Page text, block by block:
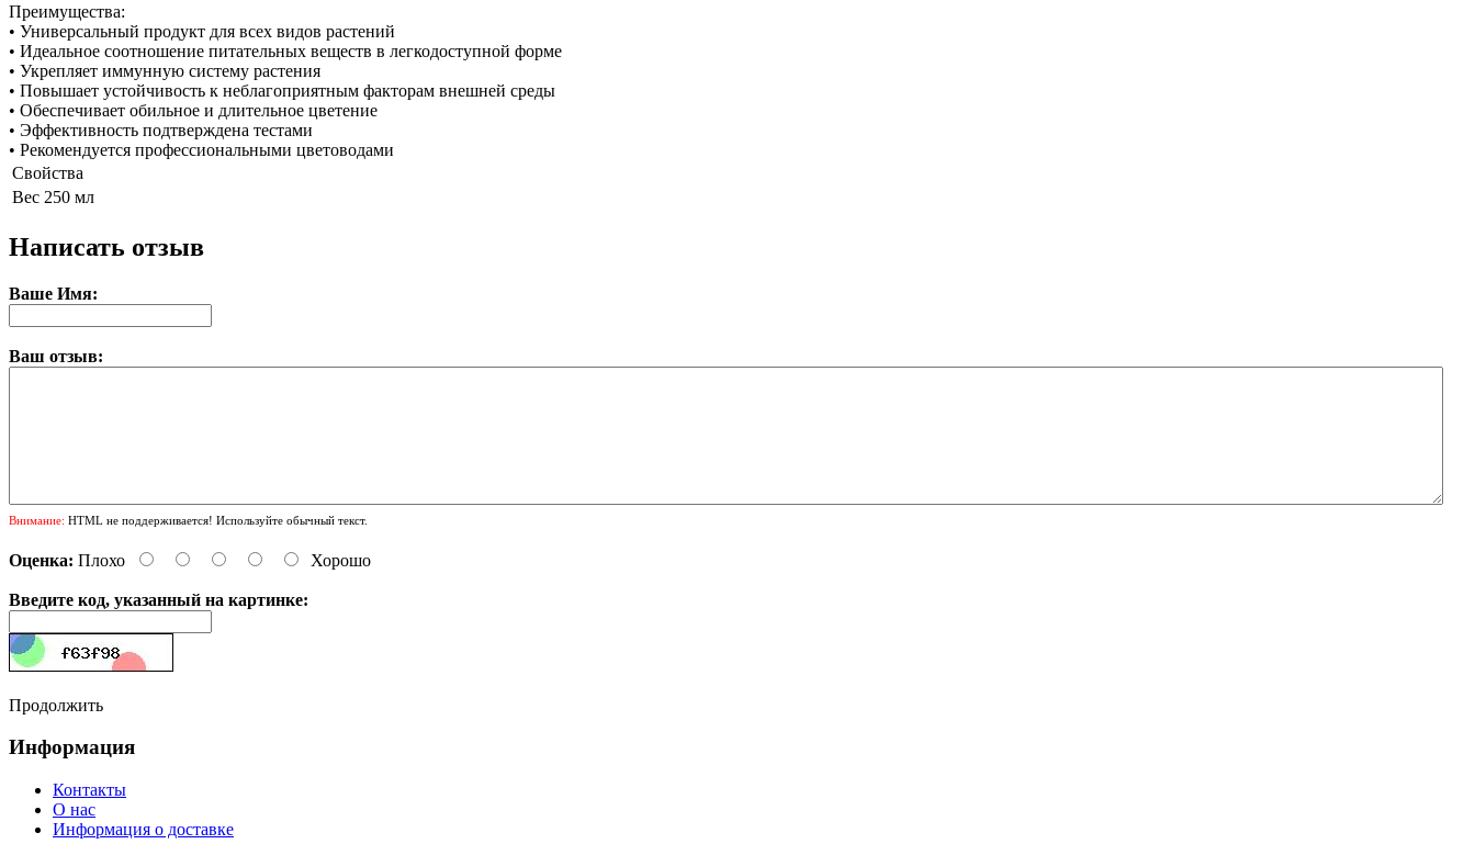
Преимущества:
• Универсальный продукт для всех видов растений
• Идеальное соотношение питательных веществ в легкодоступной форме
• Укрепляет иммунную систему растения
• Повышает устойчивость к неблагоприятным факторам внешней среды
• Обеспечивает обильное и длительное цветение
• Эффективность подтверждена тестами
• Рекомендуется профессиональными цветоводами
Свойства
Вес 250 мл
Написать отзыв
Ваше Имя:
Ваш отзыв:
Внимание: HTML не поддерживается! Используйте обычный текст.
Оценка: Плохо Хорошо
Введите код, указанный на картинке:
Продолжить
Информация
Контакты
О нас
Информация о доставке